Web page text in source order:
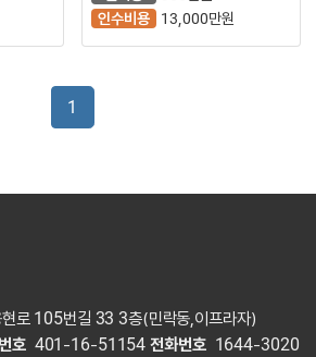
인수비용
13,000만원
1
현로 105번길 33 3층(민락동,이프라자)
호 401-16-51154 전화번호 1644-3020